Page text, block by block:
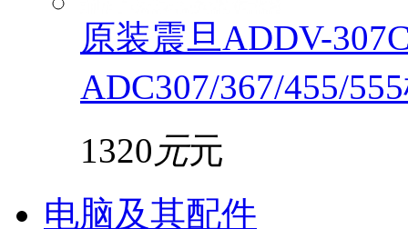
原装震旦ADDV-
ADC307/367/455/
1320 元元
电脑及其配件